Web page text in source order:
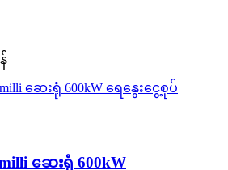
ဆေးရုံ 600kW